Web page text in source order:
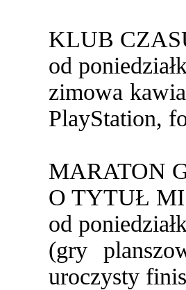
KLUB
od
zimowa
PlayStation,
MARATON
O TYTUŁ
od
(gry
uroczysty